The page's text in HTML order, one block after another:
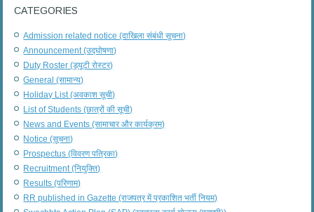
CATEGORIES
Admission related notice (दाखिला संबंधी सूचना)
Announcement (उद्घोषणा)
Duty Roster (ड्यूटी रोस्टर)
General (सामान्य)
Holiday List (अवकाश सूची)
List of Students (छात्रों की सूची)
News and Events (सामाचार और कार्यक्रम)
Notice (सूचना)
Prospectus (विवरण पत्रिका)
Recruitment (नियुक्ति)
Results (परिणाम)
RR published in Gazette (राजपत्र में प्रकाशित भर्ती नियम)